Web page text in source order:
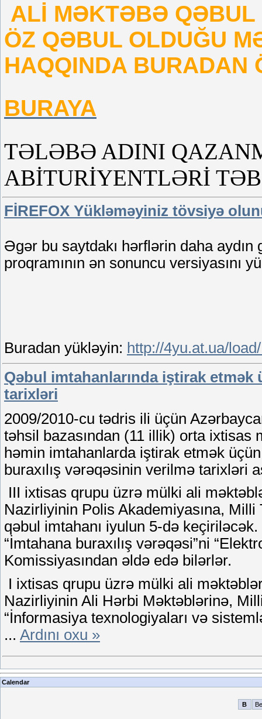
ALİ MƏKTƏBƏ QƏBUL
ÖZ QƏBUL OLDUĞU
HAQQINDA
BURAYA
TƏLƏBƏ ADINI
ABİTURİYENTLƏRİ
FİREFOX Yükləməyiniz tövsiyə
Əgər bu saytdakı hərflərin daha
proqramının ən sonuncu versiyasını
Buradan yükləyin: http://4yu.at.ua/
Qəbul imtahanlarında iştirak etmək
tarixləri
2009/2010-cu tədris ili üçün
təhsil bazasından (11 illik) orta ixtisas
həmin imtahanlarda iştirak etmək
buraxılış vərəqəsinin verilmə tarixləri
III ixtisas qrupu üzrə mülki ali
Nazirliyinin Polis Akademiyasına,
qəbul imtahanı iyulun 5-də keçiriləcək.
“İmtahana buraxılış vərəqəsi”ni
Komissiyasından əldə edə bilərlər.
I ixtisas qrupu üzrə mülki ali
Nazirliyinin Ali Hərbi Məktəblərinə,
“İnformasiya texnologiyaları və
... Ardını oxu »
Calendar
B Be